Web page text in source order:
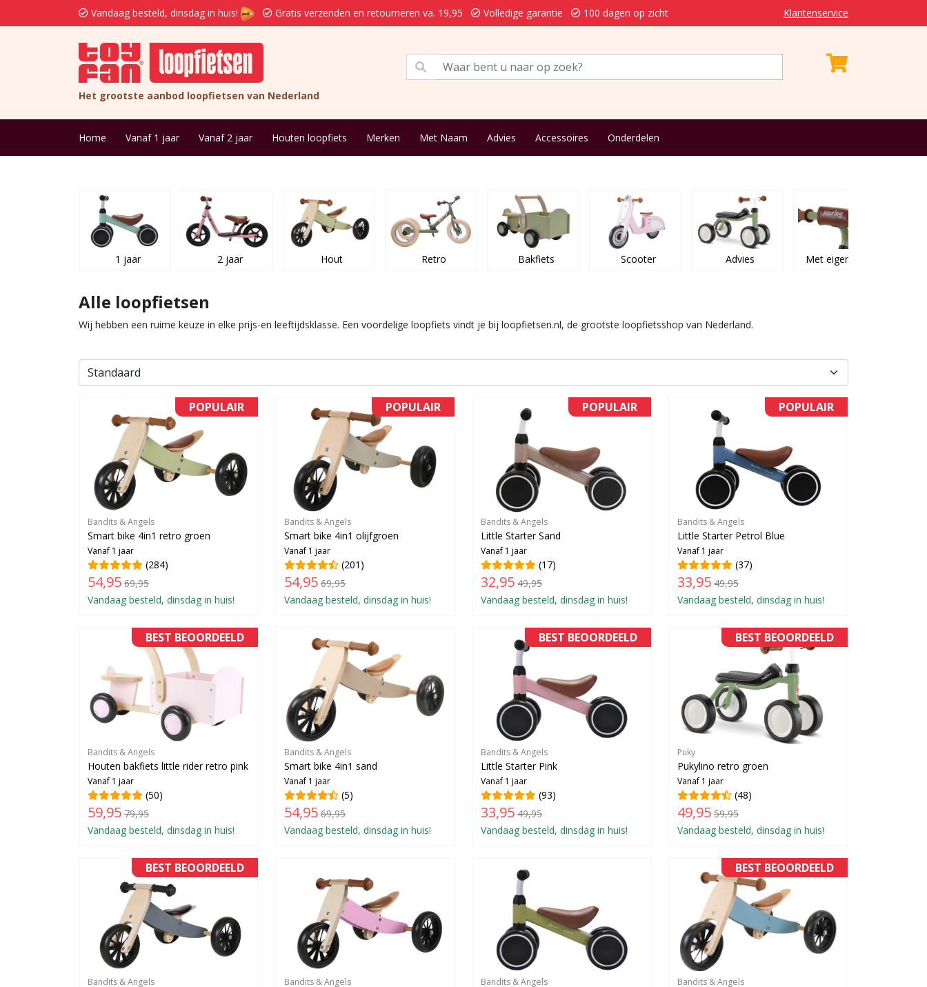
Vandaag besteld, dinsdag in huis! Gratis verzenden en retourneren va. 19,95 Volledige garantie 100 dagen op zicht Klantenservice
Het grootste aanbod loopfietsen van Nederland
Home Vanaf 1 jaar Vanaf 2 jaar Houten loopfiets Merken Met Naam Advies Accessoires Onderdelen
1 jaar 2 jaar Hout Retro Bakfiets Scooter Advies Met eigen naam
Alle loopfietsen
Wij hebben een ruime keuze in elke prijs-en leeftijdsklasse. Een voordelige loopfiets vindt je bij loopfietsen.nl, de grootste loopfietsshop van Nederland.
POPULAIR
Bandits & Angels
Smart bike 4in1 retro groen
Vanaf 1 jaar
(284)
54,95 69,95
Vandaag besteld, dinsdag in huis!
POPULAIR
Bandits & Angels
Smart bike 4in1 olijfgroen
Vanaf 1 jaar
(201)
54,95 69,95
Vandaag besteld, dinsdag in huis!
POPULAIR
Bandits & Angels
Little Starter Sand
Vanaf 1 jaar
(17)
32,95 49,95
Vandaag besteld, dinsdag in huis!
POPULAIR
Bandits & Angels
Little Starter Petrol Blue
Vanaf 1 jaar
(37)
33,95 49,95
Vandaag besteld, dinsdag in huis!
BEST BEOORDEELD
Bandits & Angels
Houten bakfiets little rider retro pink
Vanaf 1 jaar
(50)
59,95 79,95
Vandaag besteld, dinsdag in huis!
Bandits & Angels
Smart bike 4in1 sand
Vanaf 1 jaar
(5)
54,95 69,95
Vandaag besteld, dinsdag in huis!
BEST BEOORDEELD
Bandits & Angels
Little Starter Pink
Vanaf 1 jaar
(93)
33,95 49,95
Vandaag besteld, dinsdag in huis!
BEST BEOORDEELD
Puky
Pukylino retro groen
Vanaf 1 jaar
(48)
49,95 59,95
Vandaag besteld, dinsdag in huis!
BEST BEOORDEELD
Bandits & Angels Bandits & Angels Bandits & Angels
BEST BEOORDEELD
Bandits & Angels